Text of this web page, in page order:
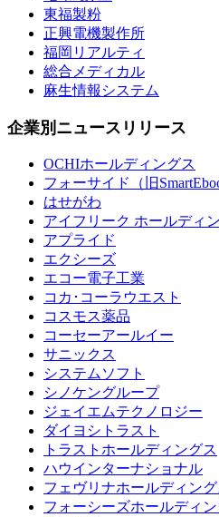
東福製粉
正興電機製作所
福岡リアルティ
総合メディカル
麻生情報システム
企業別ニュースリリース
OCHIホールディングス
フォーサイド（旧
はせがわ
アイフリーク ホールディ
アプライド
エクシーズ
エコー電子工業
コカ･コーラウエスト
コスモス薬品
コーセーアールイー
サニックス
システムソフト
シノケングループ
ジェイエムテクノロジー
ダイヨシトラスト
トラストホールディングス
ハウインターナショナル
フェヴリナホールディング
フォーシーズホールディン